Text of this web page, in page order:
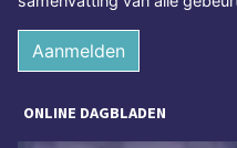
Aanmelden
ONLINE DAGBLADEN